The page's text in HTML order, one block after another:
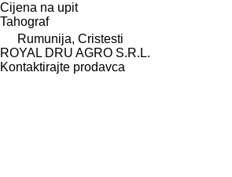
Cijena na upit
Tahograf
Rumunija, Cristesti
ROYAL DRU AGRO S.R.L.
Kontaktirajte prodavca